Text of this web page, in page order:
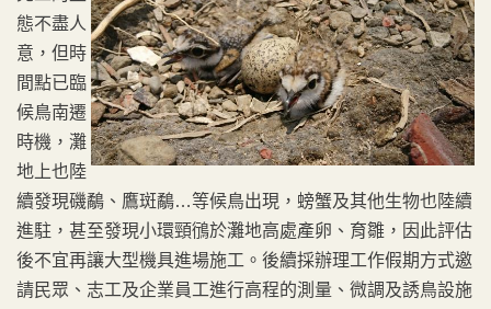
態不盡人
意，但時
間點已臨
候鳥南遷
時機，灘
地上也陸
續發現磯鷸、鷹斑鷸…等候鳥出現，螃蟹及其他生物也陸續
進駐，甚至發現小環頸鴴於灘地高處產卵、育雛，因此評估
後不宜再讓大型機具進場施工。後續採辦理工作假期方式邀
請民眾、志工及企業員工進行高程的測量、微調及誘鳥設施